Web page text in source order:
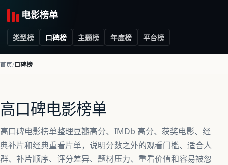
电影榜单
类型榜 口碑榜 主题榜 年度榜 平台榜
首页 口碑榜
高口碑电影榜单
高口碑电影榜单整理豆瓣高分、IMDb 高分、获奖电影、经
典补片和经典重看片单，说明分数之外的观看门槛、适合人
群、补片顺序、评分差异、题材压力、重看价值和容易被忽